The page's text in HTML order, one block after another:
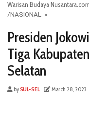
Warisan Budaya
/NASIONAL »
Presiden
Tiga
Selatan
bySUL-SEL March 28, 2023